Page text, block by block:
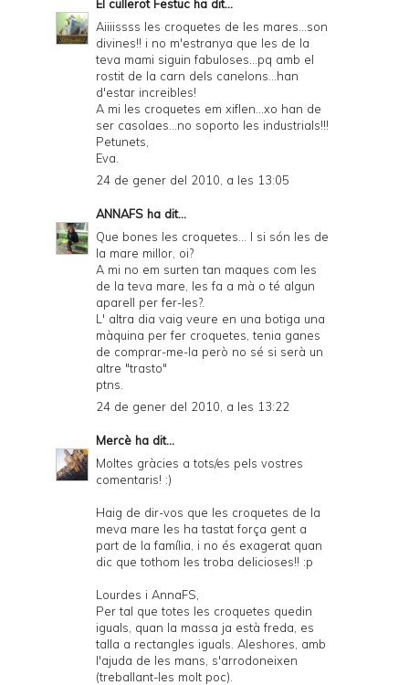
El cullerot Festuc ha dit...
Aiiiissss les croquetes de les mares...son
divines!! i no m'estranya que les de la
teva mami siguin fabuloses...pq amb el
rostit de la carn dels canelons...han
d'estar increibles!
A mi les croquetes em xiflen...xo han de
ser casolaes...no soporto les industrials!!!
Petunets,
Eva.
24 de gener del 2010, a les 13:05
ANNAFS ha dit...
Que bones les croquetes... I si són les de
la mare millor, oi?
A mi no em surten tan maques com les
de la teva mare, les fa a mà o té algun
aparell per fer-les?.
L' altra dia vaig veure en una botiga una
màquina per fer croquetes, tenia ganes
de comprar-me-la però no sé si serà un
altre "trasto"
ptns.
24 de gener del 2010, a les 13:22
Mercè ha dit...
Moltes gràcies a tots/es pels vostres
comentaris! :)
Haig de dir-vos que les croquetes de la
meva mare les ha tastat força gent a
part de la família, i no és exagerat quan
dic que tothom les troba delicioses!! :p
Lourdes i AnnaFS,
Per tal que totes les croquetes quedin
iguals, quan la massa ja està freda, es
talla a rectangles iguals. Aleshores, amb
l'ajuda de les mans, s'arrodoneixen
(treballant-les molt poc).